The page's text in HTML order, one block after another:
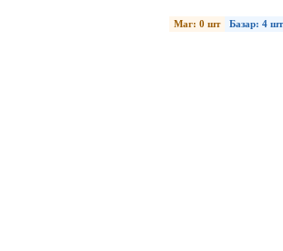
Маг: 0 шт Базар: 4 шт